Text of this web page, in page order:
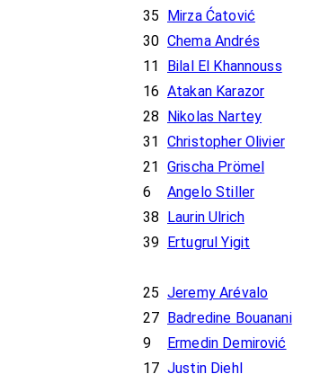
35 Mirza Ćatović
30 Chema Andrés
11
Bilal El Khannouss
16 Atakan Karazor
28 Nikolas Nartey
31 Christopher Olivier
21 Grischa Prömel
6
Angelo Stiller
38 Laurin Ulrich
39 Ertugrul Yigit
25 Jeremy Arévalo
27 Badredine Bouanani
9
Ermedin Demirović
17 Justin Diehl